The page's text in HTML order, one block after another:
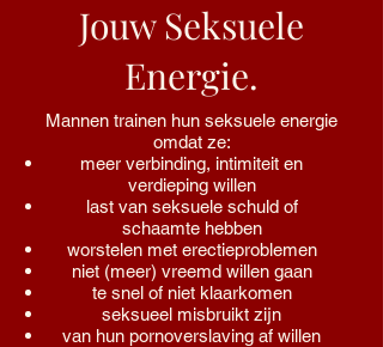
Jouw Seksuele
Energie.
Mannen trainen hun seksuele energie
omdat ze:
meer verbinding, intimiteit en
verdieping willen
last van seksuele schuld of
schaamte hebben
worstelen met erectieproblemen
niet (meer) vreemd willen gaan
te snel of niet klaarkomen
seksueel misbruikt zijn
van hun pornoverslaving af willen